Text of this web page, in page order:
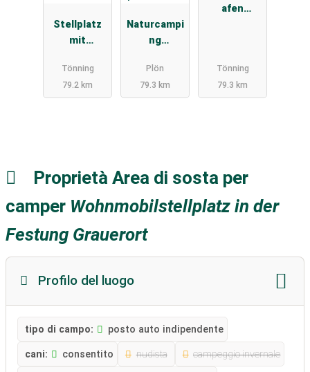
Stellplatz
mit
Tönning
79.2 km
Naturcampi
ng
Plön
79.3 km
afen
Tönning
79.3 km
Proprietà Area di sosta per
camper Wohnmobilstellplatz in der
Festung Grauerort
Profilo del luogo
tipo di campo: posto auto indipendente
cani: consentito nudista campeggio invernale